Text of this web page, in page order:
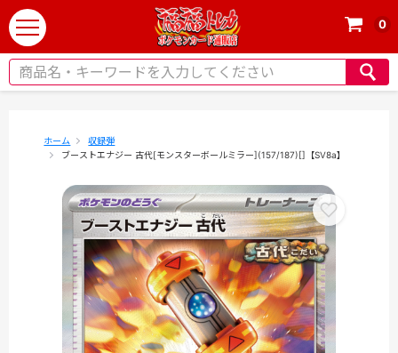
t
o
g
0
ホーム
収録弾
ブーストエナジー 古代[モンスターボールミラー](157/187)[]【SV8a】